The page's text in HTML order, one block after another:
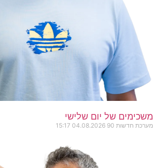
משכימים של יום שלישי
מערכת חדשות 90 04.08.2026
15:17